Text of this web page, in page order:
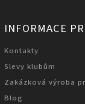
INFORMACE
Kontakty
Slevy klubům
Zakázková výroba
Blog